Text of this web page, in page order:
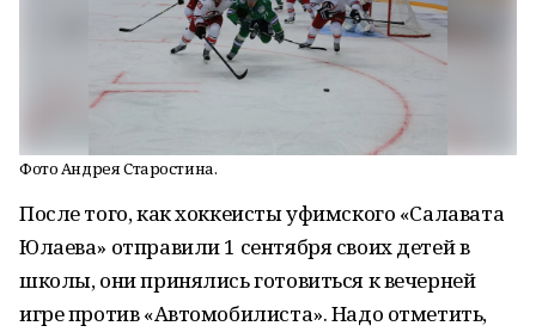
Фото Андрея Старостина.
После того, как хоккеисты уфимского «Салавата
Юлаева» отправили 1 сентября своих детей в
школы, они принялись готовиться к вечерней
игре против «Автомобилиста». Надо отметить,